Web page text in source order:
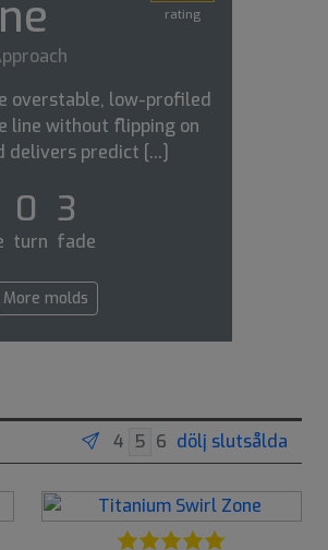
rating
overstable, low-profiled
line without flipping on
delivers predict [...]
3
turn fade
More molds
dölj slutsålda